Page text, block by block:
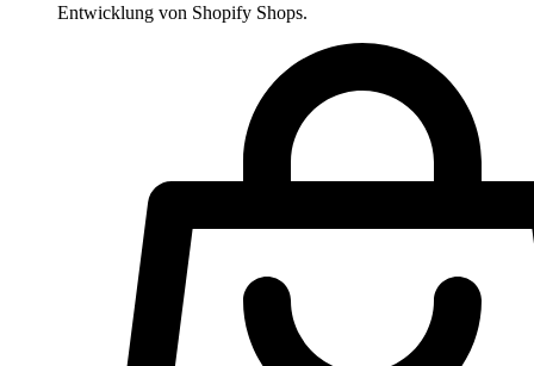
Entwicklung von Shopify Shops.